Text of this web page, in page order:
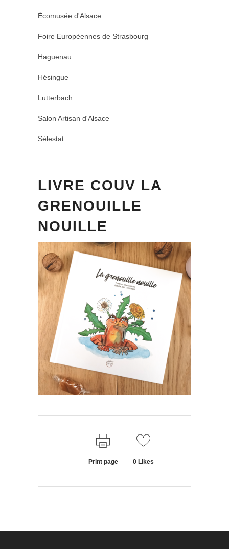
Écomusée d'Alsace
Foire Européennes de Strasbourg
Haguenau
Hésingue
Lutterbach
Salon Artisan d'Alsace
Sélestat
LIVRE COUV LA
GRENOUILLE
NOUILLE
Print page 0Likes